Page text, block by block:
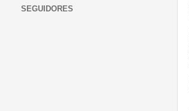
SEGUIDORES